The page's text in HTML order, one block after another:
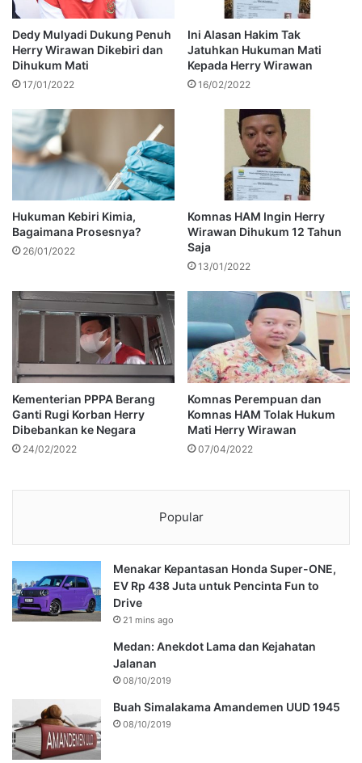
Dedy Mulyadi Dukung Penuh
Herry Wirawan Dikebiri dan
Dihukum Mati
17/01/2022
Ini Alasan Hakim Tak
Jatuhkan Hukuman Mati
Kepada Herry Wirawan
16/02/2022
Hukuman Kebiri Kimia,
Bagaimana Prosesnya?
26/01/2022
Komnas HAM Ingin Herry
Wirawan Dihukum 12 Tahun
Saja
13/01/2022
Kementerian PPPA Berang
Ganti Rugi Korban Herry
Dibebankan ke Negara
24/02/2022
Komnas Perempuan dan
Komnas HAM Tolak Hukum
Mati Herry Wirawan
07/04/2022
Popular
Menakar Kepantasan Honda Super-ONE,
EV Rp 438 Juta untuk Pencinta Fun to
Drive
21 mins ago
Medan: Anekdot Lama dan Kejahatan
Jalanan
08/10/2019
Buah Simalakama Amandemen UUD 1945
08/10/2019